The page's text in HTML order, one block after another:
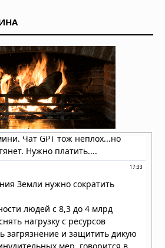
в 05:52
почему Дьявол стал
любимым героем
ТВ
в 05:52
все тяжкие»: как учитель химии
символом американской
в 05:57
одежда: от классики до
стиля — как найти свой